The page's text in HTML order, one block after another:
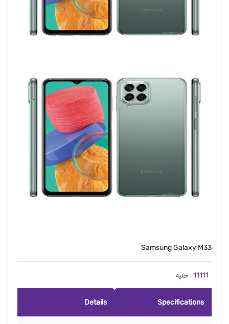
Samsung Galaxy M33
11111 جنيه
Specifications
Details